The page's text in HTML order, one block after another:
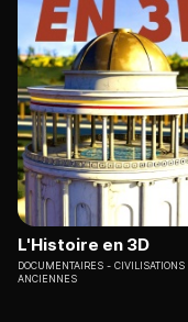
L'Histoire en 3D
DOCUMENTAIRES
CIVILISATIONS
ANCIENNES